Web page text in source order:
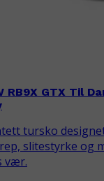
RB9X GTX Til
tursko
slitestyrke og
vær.